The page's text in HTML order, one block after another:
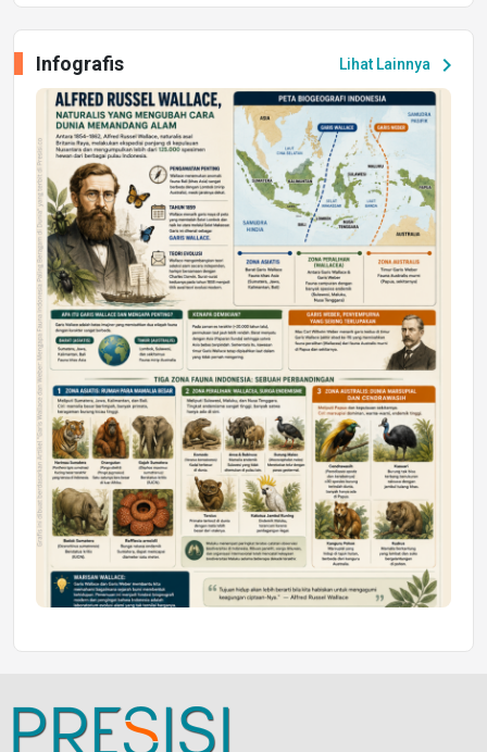
Peluang Kerja dan Magang
Jumat, 17 Jul 2026 22:30
DAERAH
Astra Motor Kalimantan Timur 2 Dukung
Mahasiswa Samarinda dalam Astra
Honda SDGs Future Leaders 2026
Jumat, 10 Jul 2026 19:01
Lihat Lainnya chevron_right
Infografis